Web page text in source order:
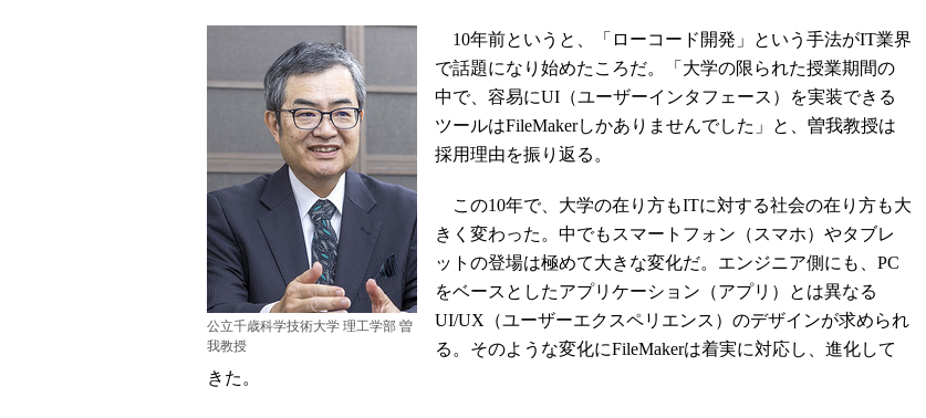
公立千歳科学技術大学 理工学部 曽
我教授
10年前というと、「ローコード開発」という手法がIT業界
で話題になり始めたころだ。「大学の限られた授業期間の
中で、容易にUI（ユーザーインタフェース）を実装できる
ツールはFileMakerしかありませんでした」と、曽我教授は
採用理由を振り返る。
この10年で、大学の在り方もITに対する社会の在り方も大
きく変わった。中でもスマートフォン（スマホ）やタブレ
ットの登場は極めて大きな変化だ。エンジニア側にも、PC
をベースとしたアプリケーション（アプリ）とは異なる
UI/UX（ユーザーエクスペリエンス）のデザインが求められ
る。そのような変化にFileMakerは着実に対応し、進化して
きた。